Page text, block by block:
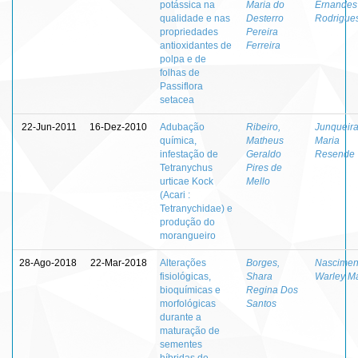
potássica na
qualidade e nas
propriedades
antioxidantes de
polpa e de
folhas de
Passiflora
setacea
Maria do
Desterro
Pereira
Ferreira
Ernandes
22-Jun-2011 16-Dez-2010
Adubação
química,
infestação de
Tetranychus
urticae Kock
(Acari :
Tetranychidae) e
produção do
morangueiro
Ribeiro,
Matheus
Geraldo
Pires de
Mello
Maria
Resende
28-Ago-2018 22-Mar-2018
Alterações
fisiológicas,
bioquímicas e
morfológicas
durante a
maturação de
sementes
Borges,
Shara
Regina Dos
Santos
Warley